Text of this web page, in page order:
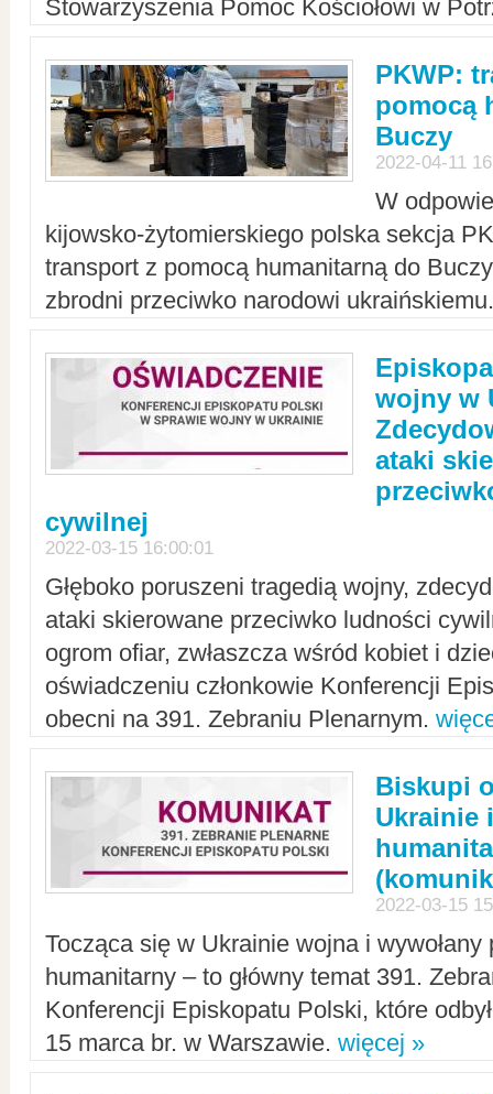
Stowarzyszenia Pomoc Kościołowi w
PKWP:
pomocą
Buczy
2022-04-11
W
kijowsko-żytomierskiego polska sekcja
transport z pomocą humanitarną do
zbrodni przeciwko narodowi
wojny w
ataki
cywilnej
2022-03-15 16:00:01
Głęboko poruszeni tragedią wojny,
ataki skierowane przeciwko ludności
ogrom ofiar, zwłaszcza wśród kobiet i
oświadczeniu członkowie Konferencji
obecni na 391. Zebraniu Plenarnym.
Biskupi
Ukrainie
2022-03-15
Tocząca się w Ukrainie wojna i
humanitarny – to główny temat 391.
Konferencji Episkopatu Polski, które
15 marca br. w Warszawie. więcej »